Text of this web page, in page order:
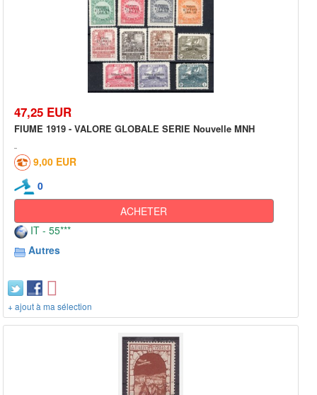
47,25 EUR
FIUME 1919 - VALORE GLOBALE SERIE Nouvelle MNH
9,00 EUR
0
ACHETER
IT - 55***
Autres
+ ajout à ma sélection